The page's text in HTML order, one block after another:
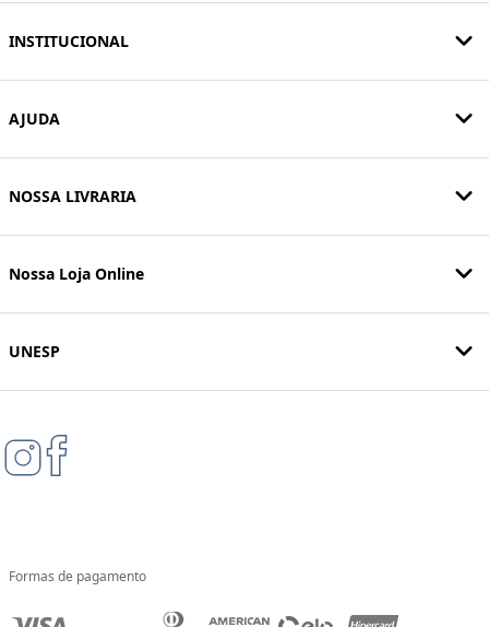
INSTITUCIONAL
AJUDA
NOSSA LIVRARIA
Nossa Loja Online
UNESP
Formas de pagamento